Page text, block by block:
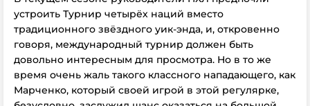
устроить Турнир четырёх наций вместо
традиционного звёздного уик-энда, и, откровенно
говоря, международный турнир должен быть
довольно интересным для просмотра. Но в то же
время очень жаль такого классного нападающего, как
Марченко, который своей игрой в этой регулярке,